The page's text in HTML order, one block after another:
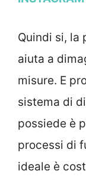
Quindi si, la
aiuta a
misure. E
sistema di
possiede è
processi di
ideale è